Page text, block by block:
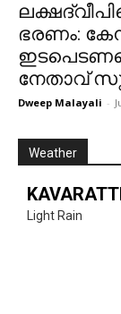
ഭരണം:
നേതാവ്
Dweep Malayali -
Weather
KAVARATTI
Light Rain